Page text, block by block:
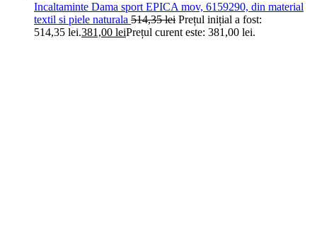
Incaltaminte Dama sport EPICA mov, 6159290, din material
textil si piele naturala 514,35lei Prețul inițial a fost:
514,35 lei.381,00 leiPrețul curent este: 381,00 lei.